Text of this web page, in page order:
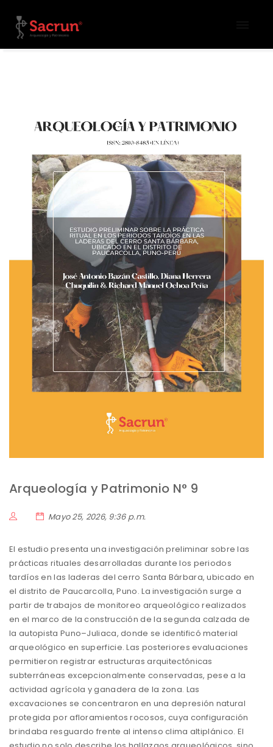
Arqueología y Patrimonio N° 9
Mayo 25, 2026, 9:36 p.m.
El estudio presenta una investigación preliminar sobre las
prácticas rituales desarrolladas durante los periodos
tardíos en las laderas del cerro Santa Bárbara, ubicado en
el distrito de Paucarcolla, Puno. La investigación surge a
partir de trabajos de monitoreo arqueológico realizados
en el marco de la construcción de la segunda calzada de
la autopista Puno–Juliaca, donde se identificó material
arqueológico en superficie. Las posteriores evaluaciones
permitieron registrar estructuras arquitectónicas
subterráneas excepcionalmente conservadas, pese a la
actividad agrícola y ganadera de la zona. Las
excavaciones se concentraron en una depresión natural
protegida por afloramientos rocosos, cuya configuración
brindaba resguardo frente al intenso clima altiplánico. El